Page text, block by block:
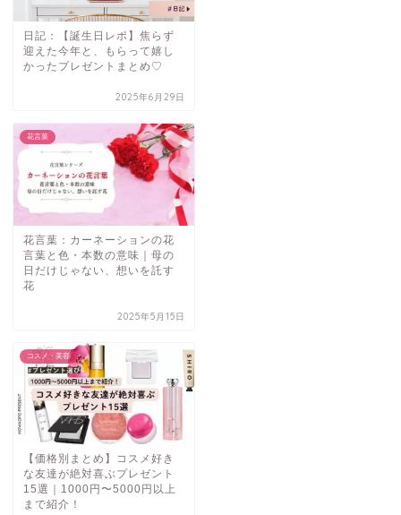
日記：【誕生日レポ】焦らず
迎えた今年と、もらって嬉し
かったプレゼントまとめ♡
2025年6月29日
花言葉
花言葉：カーネーションの花
言葉と色・本数の意味｜母の
日だけじゃない、想いを託す
花
2025年5月15日
コスメ・美容
【価格別まとめ】コスメ好き
な友達が絶対喜ぶプレゼント
15選｜1000円〜5000円以上
まで紹介！